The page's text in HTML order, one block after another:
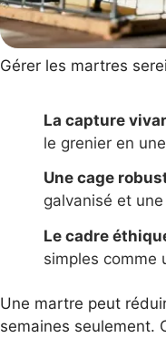
Gérer les martres
La capture
le grenier en
Une cage
galvanisé et
Le cadre
simples
Une martre peut
semaines seulement.